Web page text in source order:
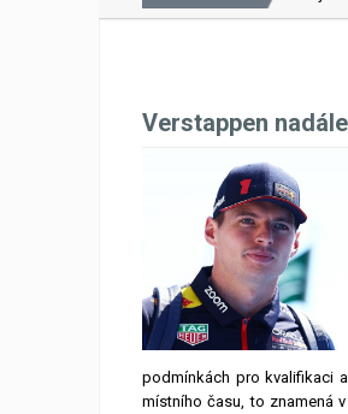
Verstappen
podmínkách pro kvalifikaci
místního času, to znamená